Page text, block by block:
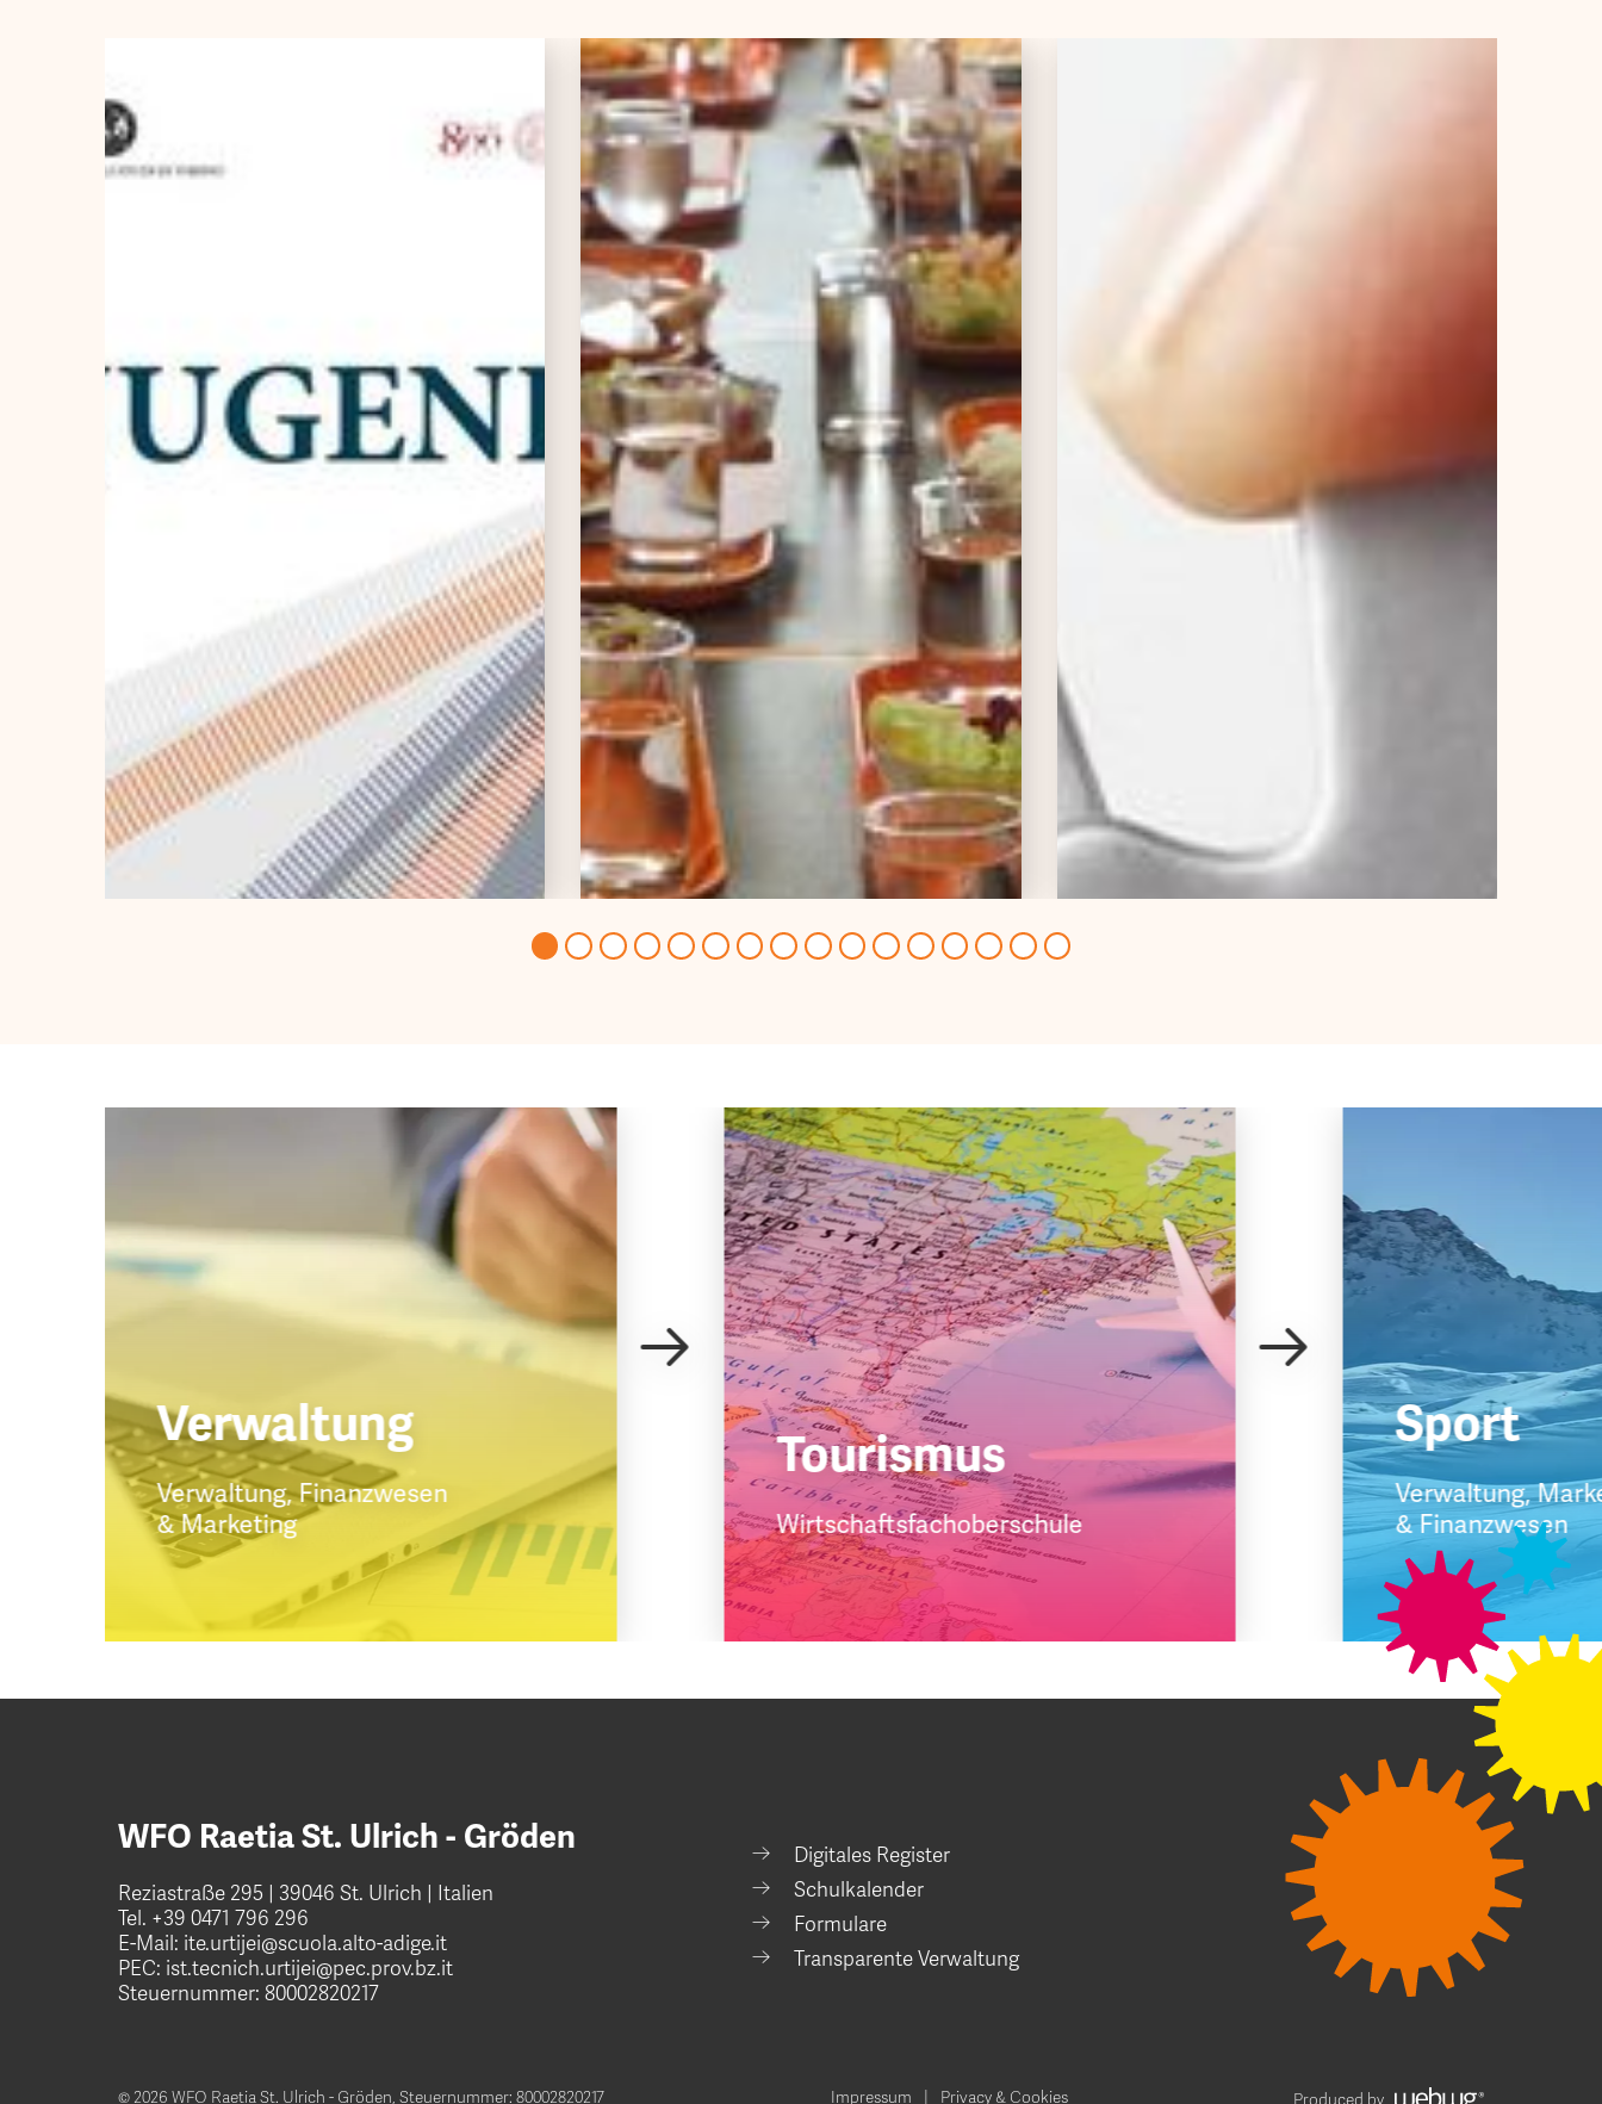
Verwaltung
Verwaltung, Finanzwesen
& Marketing
Tourismus
Wirtschaftsfachoberschule
Sport
Verwaltung,
& Finanzwesen
WFO Raetia St. Ulrich - Gröden
Reziastraße 295 | 39046 St. Ulrich | Italien
Tel. +39 0471 796 296
E-Mail: ite.urtijei@scuola.alto-adige.it
PEC: ist.tecnich.urtijei@pec.prov.bz.it
Steuernummer: 80002820217
Digitales Register
Schulkalender
Formulare
Transparente Verwaltung
© 2026 WFO Raetia St. Ulrich - Gröden,Steuernummer: 80002820217 Impressum Privacy & Cookies Produced by